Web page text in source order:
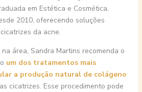
em Estética e Cosmética,
2010, oferecendo soluções
da acne.
área, Sandra Martins recomenda o
um dos tratamentos mais
a produção natural de colágeno
cicatrizes. Esse procedimento pode